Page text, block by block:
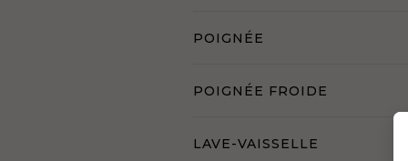
POIGNÉE
POIGNÉE FROIDE
LAVE-VAISSELLE